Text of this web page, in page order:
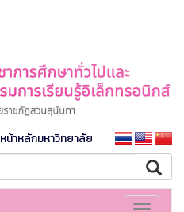
หน้าหลักมหาวิทยาลัย